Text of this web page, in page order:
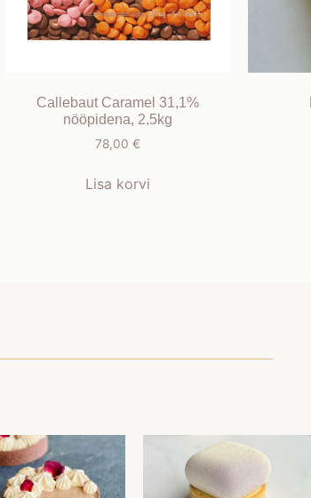
Callebaut Caramel 31,1%
nööpidena, 2,5kg
78,00 €
Lisa korvi